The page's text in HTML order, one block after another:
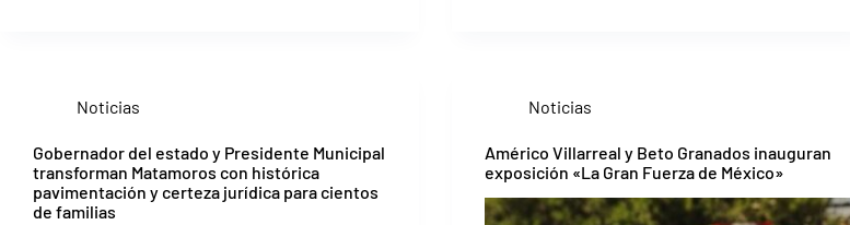
Noticias
Gobernador del estado y Presidente Municipal
transforman Matamoros con histórica
pavimentación y certeza jurídica para cientos
de familias
Noticias
Américo Villarreal y Beto Granados inauguran
exposición «La Gran Fuerza de México»